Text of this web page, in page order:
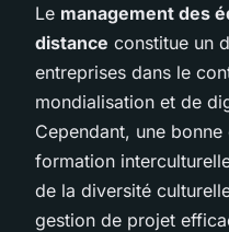
Le management des
distance constitue un
entreprises dans le
mondialisation et de
Cependant, une
formation
de la diversité
gestion de projet